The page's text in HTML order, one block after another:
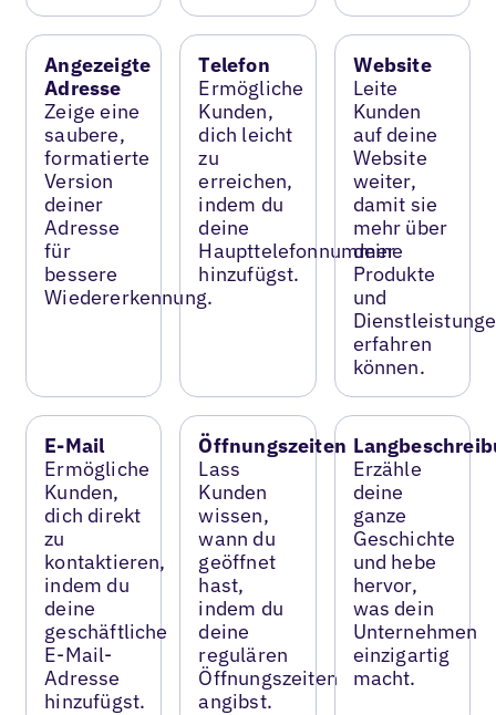
Angezeigte
Adresse
Zeige eine
saubere,
formatierte
Version
deiner
Adresse
für
bessere
Wiedererkennung.
Telefon
Ermögliche
Kunden,
dich leicht
zu
erreichen,
indem du
deine
Haupttelefonnummer
hinzufügst.
Website
Leite
Kunden
auf deine
Website
weiter,
damit sie
mehr über
deine
Produkte
und
erfahren
können.
E-Mail
Ermögliche
Kunden,
dich direkt
zu
kontaktieren,
indem du
deine
geschäftliche
E-Mail-
Adresse
hinzufügst.
Öffnungszeiten
Lass
Kunden
wissen,
wann du
geöffnet
hast,
indem du
deine
regulären
Öffnungszeiten
angibst.
Erzähle
deine
ganze
Geschichte
und hebe
hervor,
was dein
Unternehmen
einzigartig
macht.